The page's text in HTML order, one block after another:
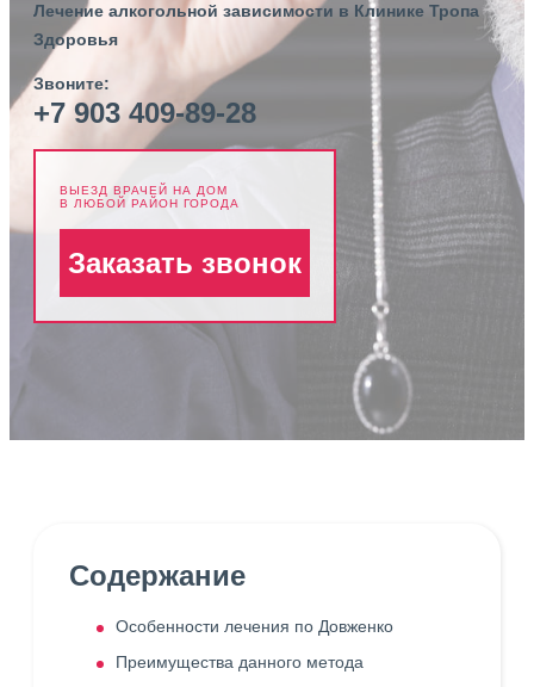
Лечение алкогольной зависимости в Клинике Тропа
Здоровья
Звоните:
+7 903 409-89-28
ВЫЕЗД ВРАЧЕЙ НА ДОМ
В ЛЮБОЙ РАЙОН ГОРОДА
Заказать звонок
Содержание
Особенности лечения по Довженко
Преимущества данного метода